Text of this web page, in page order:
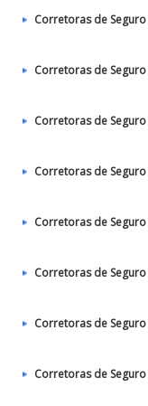
Corretoras de
Corretoras de
Corretoras de
Corretoras de
Corretoras de
Corretoras de
Corretoras de
Corretoras de